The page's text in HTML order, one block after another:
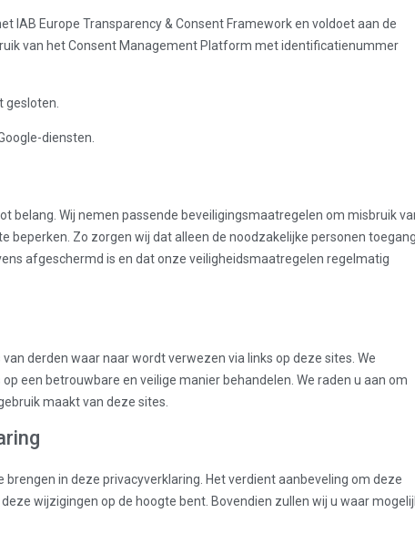
IAB Europe Transparency & Consent Framework en voldoet aan de
van het Consent Management Platform met identificatienummer
gesloten.
diensten.
belang. Wij nemen passende beveiligingsmaatregelen om misbruik
beperken. Zo zorgen wij dat alleen de noodzakelijke personen toegang
afgeschermd is en dat onze veiligheidsmaatregelen regelmatig
derden waar naar wordt verwezen via links op deze sites. We
een betrouwbare en veilige manier behandelen. We raden u aan om
maakt van deze sites.
in deze privacyverklaring. Het verdient aanbeveling om deze
wijzigingen op de hoogte bent. Bovendien zullen wij u waar